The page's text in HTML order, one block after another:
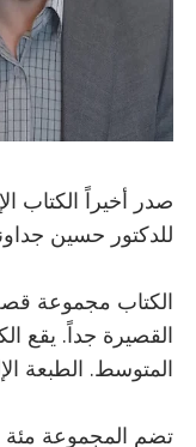
صدر أخيراً الكتاب
للدكتور حسين
الكتاب مجموعة
المتوسط. الطبعة
تضم المجموعة مئة